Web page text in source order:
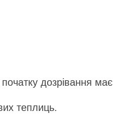
дозрівання має
теплиць.